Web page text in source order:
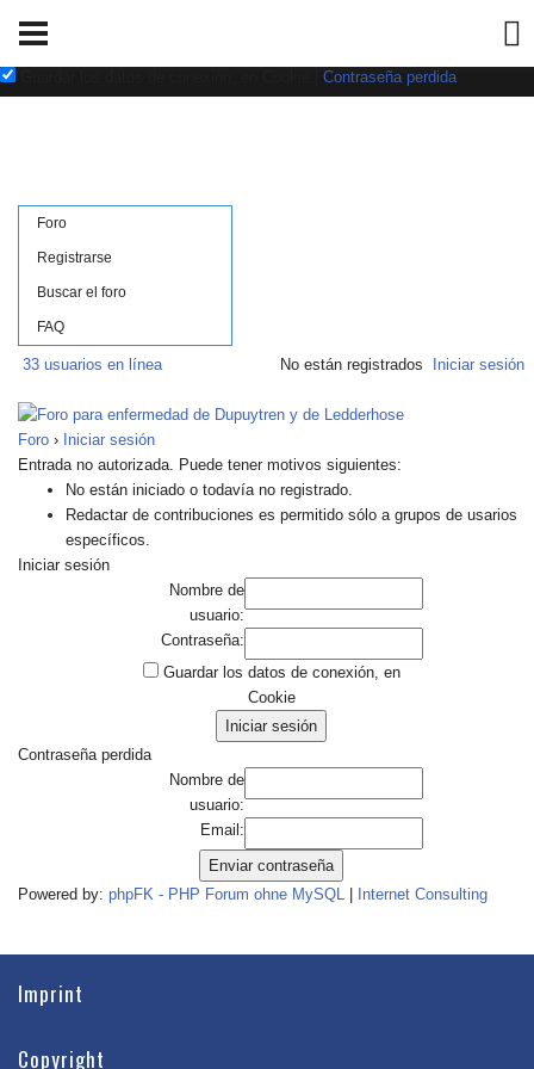
Contraseña perdida
Foro
Registrarse
Buscar el foro
FAQ
33 usuarios en línea No están registrados Iniciar sesión
Foro › Iniciar sesión
Entrada no autorizada. Puede tener motivos siguientes:
No están iniciado o todavía no registrado.
Redactar de contribuciones es permitido sólo a grupos de usarios
específicos.
Iniciar sesión
Nombre de
usuario:
Contraseña:
Guardar los datos de conexión, en
Cookie
Contraseña perdida
Nombre de
usuario:
Email:
Powered by: phpFK - PHP Forum ohne MySQL Internet Consulting
Imprint
Copyright